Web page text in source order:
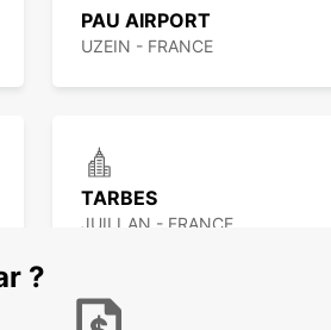
PAU AIRPORT
UZEIN - FRANCE
TARBES
JUILLAN - FRANCE
?